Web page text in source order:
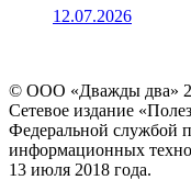
12.07.2026
© ООО «Дважды два»
Сетевое издание
Федеральной службой
информационных
13 июля 2018 года.